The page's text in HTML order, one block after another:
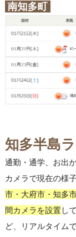
南知多町
知多半島
通勤・通学、お出
カメラで現在の様
市・大府市・知多
間カメラを設置 し
ど、リアルタイム